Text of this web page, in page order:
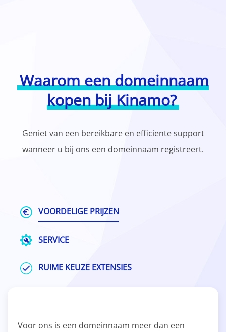
Waarom een domeinnaam
kopen bij Kinamo?
Geniet van een bereikbare en efficiente support
wanneer u bij ons een domeinnaam registreert.
VOORDELIGE PRIJZEN
SERVICE
RUIME KEUZE EXTENSIES
Voor ons is een domeinnaam meer dan een